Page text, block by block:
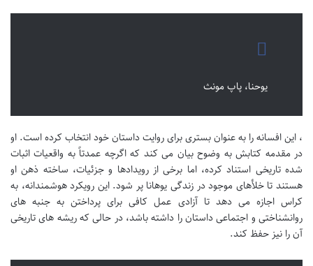
یوحنا، پاپ مونث
، این افسانه را به عنوان بستری برای روایت داستان خود انتخاب کرده است. او
در مقدمه کتابش به وضوح بیان می کند که اگرچه عمدتاً به واقعیات اثبات
شده تاریخی استناد کرده، اما برخی از رویدادها و جزئیات، ساخته ذهن او
هستند تا خلأهای موجود در زندگی یوهانا پر شود. این رویکرد هوشمندانه، به
کراس اجازه می دهد تا آزادی عمل کافی برای پرداختن به جنبه های
روانشناختی و اجتماعی داستان را داشته باشد، در حالی که ریشه های تاریخی
آن را نیز حفظ کند.